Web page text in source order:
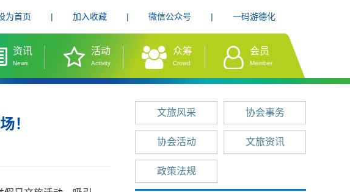
为首页 | 加入收藏 | 微信公众号 | 一码游德化
资讯
News
活动
Activity
众筹
Crowd
会员
Member
！
文旅风采 协会事务
协会活动 文旅资讯
政策法规